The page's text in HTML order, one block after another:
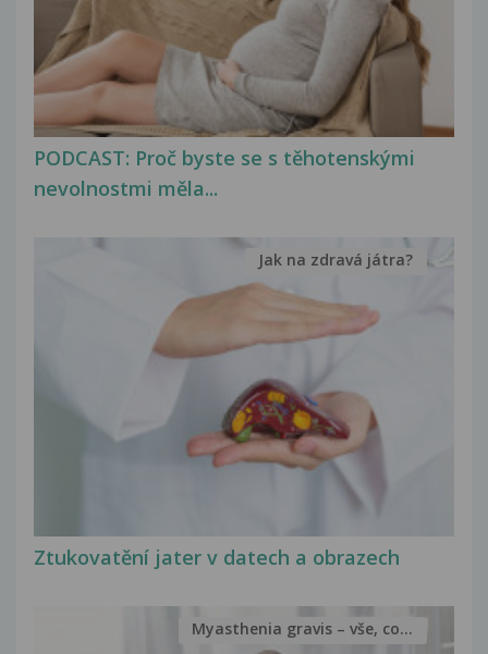
PODCAST: Proč byste se s těhotenskými
nevolnostmi měla...
Ztukovatění jater v datech a obrazech
Jak na zdravá játra?
Myasthenia gravis – vše, co...